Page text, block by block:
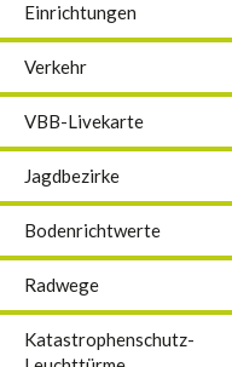
Einrichtungen
Verkehr
VBB-Livekarte
Jagdbezirke
Bodenrichtwerte
Radwege
Katastrophenschutz-